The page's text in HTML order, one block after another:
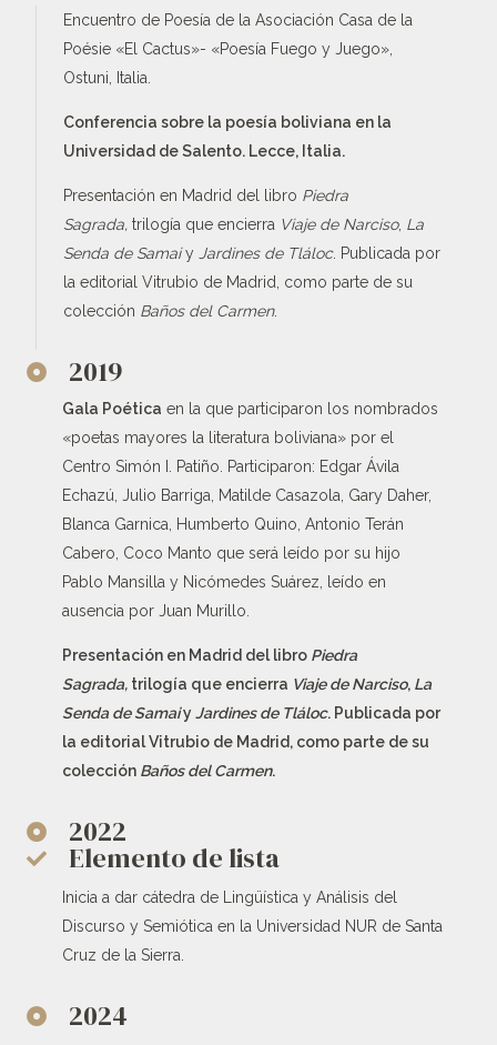
Encuentro de Poesía de la Asociación Casa de la
Poésie «El Cactus»- «Poesía Fuego y Juego»,
Ostuni, Italia.
Conferencia sobre la poesía boliviana en la
Universidad de Salento. Lecce, Italia.
Presentación en Madrid del libro Piedra
Sagrada, trilogía que encierra Viaje de Narciso, La
Senda de Samaiy Jardines de Tláloc. Publicada por
la editorial Vitrubio de Madrid, como parte de su
colección Baños del Carmen.
2019
Gala Poética en la que participaron los nombrados
«poetas mayores la literatura boliviana» por el
Centro Simón I. Patiño. Participaron: Edgar Ávila
Echazú, Julio Barriga, Matilde Casazola, Gary Daher,
Blanca Garnica, Humberto Quino, Antonio Terán
Cabero, Coco Manto que será leído por su hijo
Pablo Mansilla y Nicómedes Suárez, leído en
ausencia por Juan Murillo.
Presentación en Madrid del libro Piedra
Sagrada, trilogía que encierra Viaje de Narciso, La
Senda de Samaiy Jardines de Tláloc. Publicada por
la editorial Vitrubio de Madrid, como parte de su
colección Baños del Carmen.
2022
Elemento de lista
Inicia a dar cátedra de Lingüística y Análisis del
Discurso y Semiótica en la Universidad NUR de Santa
Cruz de la Sierra.
2024